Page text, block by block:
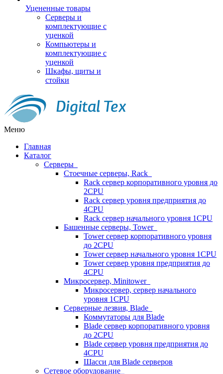
Уцененные товары
Серверы и
комплектующие с
уценкой
Компьютеры и
комплектующие с
уценкой
Шкафы, щиты и
стойки
Меню
Главная
Каталог
Серверы
Стоечные серверы, Rack
Rack сервер корпоративного уровня до
2CPU
Rack сервер уровня предприятия до
4CPU
Rack сервер начального уровня 1CPU
Башенные серверы, Tower
Tower сервер корпоративного уровня
до 2CPU
Tower сервер начального уровня 1CPU
Tower сервер уровня предприятия до
4CPU
Микросервер, Minitower
Микросервер, сервер начального
уровня 1CPU
Серверные лезвия, Blade
Коммутаторы для Blade
Blade сервер корпоративного уровня
до 2CPU
Blade сервер уровня предприятия до
4CPU
Шасси для Blade серверов
Сетевое оборудование